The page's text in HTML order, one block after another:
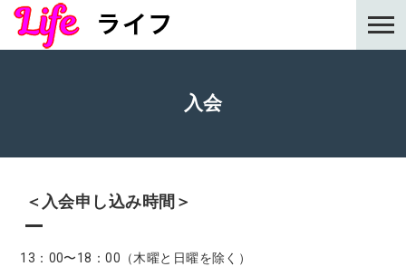
入会
＜入会申し込み時間＞
13：00〜18：00（木曜と日曜を除く）